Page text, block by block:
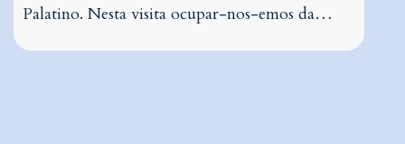
Palatino. Nesta visita ocupar-nos-emos da…